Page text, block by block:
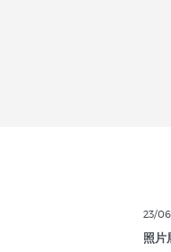
23/
照片